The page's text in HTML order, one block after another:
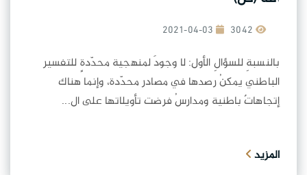
2021-04-03
بالنسبةِ للسؤالِ الأول: لا وجودَ لمنهجية محدّدةٍ للتفسير
الباطني يمكنُ رصدها في مصادر محدّدة، وإنما هناك
إتجاهاتٌ باطنية ومدارسُ فرضت تأويلاتها على ال...
المزيد